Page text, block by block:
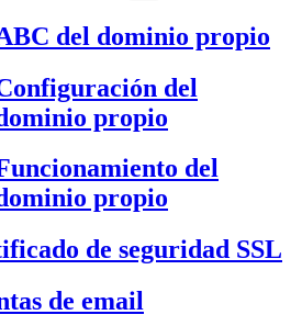
del dominio propio
del
propio
del
propio
de seguridad SSL
de email